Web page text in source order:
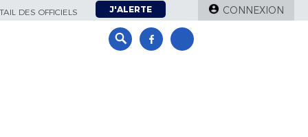
DES OFFICIELS J'ALERTE CONNEXION